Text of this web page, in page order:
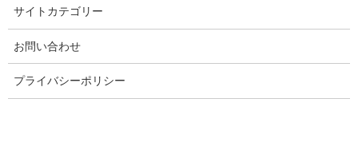
Copy
コメントを残す
サイトカテゴリー
お問い合わせ
プライバシーポリシー